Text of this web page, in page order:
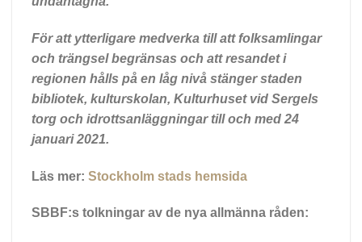
För att ytterligare medverka till att folksamlingar
och trängsel begränsas och att resandet i
regionen hålls på en låg nivå stänger staden
bibliotek, kulturskolan, Kulturhuset vid Sergels
torg och idrottsanläggningar till och med 24
januari 2021.
Läs mer: Stockholm stads hemsida
SBBF:s tolkningar av de nya allmänna råden: